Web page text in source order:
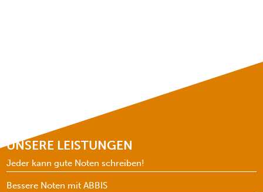
UNSERE LEISTUNGEN
Jeder kann gute Noten schreiben!
Bessere Noten mit ABBIS